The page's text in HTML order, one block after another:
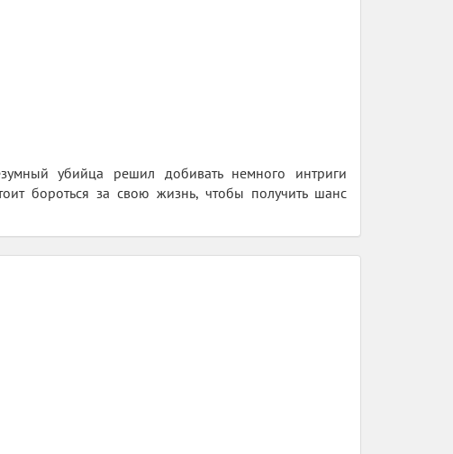
убийца решил добивать немного интриги
бороться за свою жизнь, чтобы получить шанс